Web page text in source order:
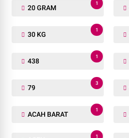
20 GRAM
1
30 KG
1
438
1
79
3
ACAH BARAT
1
1